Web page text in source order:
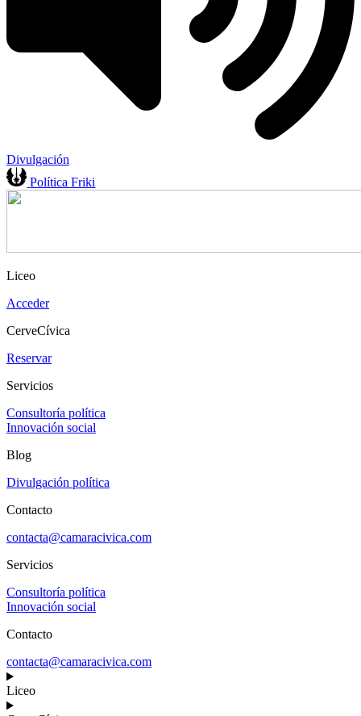
Divulgación
Política Friki
Liceo
Acceder
CerveCívica
Reservar
Servicios
Consultoría política
Innovación social
Blog
Divulgación política
Contacto
contacta@camaracivica.com
Servicios
Consultoría política
Innovación social
Contacto
contacta@camaracivica.com
Liceo